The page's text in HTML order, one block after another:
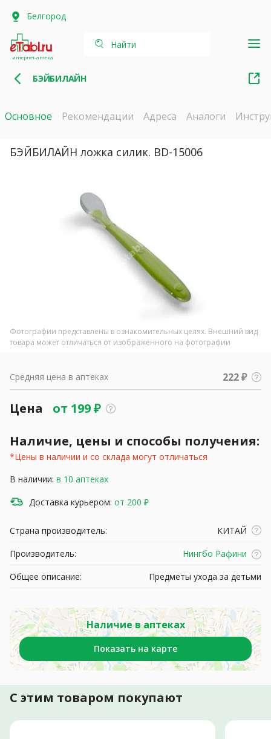
Белгород
интернет-аптека
Найти
БЭЙБИЛАЙН
Основное Рекомендации Адреса Аналоги
БЭЙБИЛАЙН ложка силик. BD-15006
Фотографии представлены в ознакомительных целях. Внешний вид
товара может отличаться от изображенного на фотографии
Средняя цена в аптеках 222 ₽
Цена от 199₽
Наличие, цены и способы получения:
*Цены в наличии и со склада могут отличаться
В наличии: в 10 аптеках
Доставка курьером: от 200 ₽
Страна производитель:
КИТАЙ
Производитель:
Нингбо Рафини
Общее описание:
Предметы ухода за детьми
Наличие в аптеках
Показать на карте
С этим товаром покупают